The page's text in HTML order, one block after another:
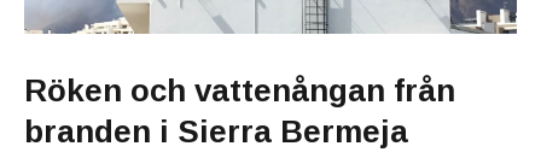
Röken och vattenångan från
branden i Sierra Bermeja